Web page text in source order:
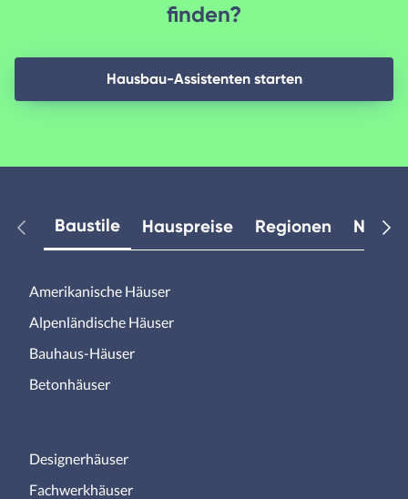
finden?
Hausbau-Assistenten starten
Baustile Hauspreise Regionen
Amerikanische Häuser
Alpenländische Häuser
Bauhaus-Häuser
Betonhäuser
Designerhäuser
Fachwerkhäuser